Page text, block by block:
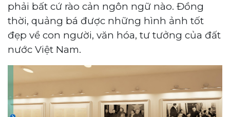
phải bất cứ rào cản ngôn ngữ nào. Đồng
thời, quảng bá được những hình ảnh tốt
đẹp về con người, văn hóa, tư tưởng của đất
nước Việt Nam.